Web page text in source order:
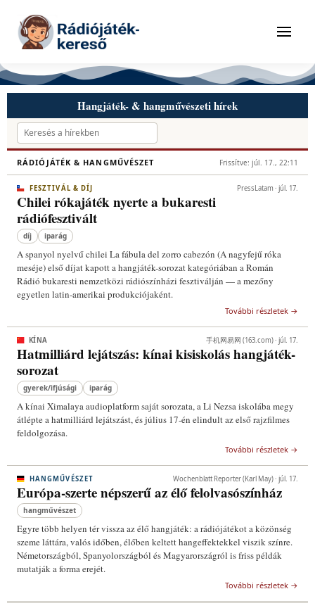
Tovább a tartalomhoz
Menü
Hangjáték- & hangművészeti hírek
RÁDIÓJÁTÉK & HANGMŰVÉSZET Frissítve: júl. 17., 22:11
FESZTIVÁL & DÍJ PressLatam · júl. 17.
Chilei rókajáték nyerte a bukaresti
rádiófesztivált
díj iparág
A spanyol nyelvű chilei La fábula del zorro cabezón (A nagyfejű róka
meséje) első díjat kapott a hangjáték-sorozat kategóriában a Román
Rádió bukaresti nemzetközi rádiószínházi fesztiválján — a mezőny
egyetlen latin-amerikai produkciójaként.
További részletek →
KÍNA 手机网易网 (163.com) · júl. 17.
Hatmilliárd lejátszás: kínai kisiskolás hangjáték-
sorozat
gyerek/ifjúsági iparág
A kínai Ximalaya audioplatform saját sorozata, a Li Nezsa iskolába megy
átlépte a hatmilliárd lejátszást, és július 17-én elindult az első rajzfilmes
feldolgozása.
További részletek →
HANGMŰVÉSZET Wochenblatt Reporter (Karl May) · júl. 17.
Európa-szerte népszerű az élő felolvasószínház
hangművészet
Egyre több helyen tér vissza az élő hangjáték: a rádiójátékot a közönség
szeme láttára, valós időben, élőben keltett hangeffektekkel viszik színre.
Németországból, Spanyolországból és Magyarországról is friss példák
mutatják a forma erejét.
További részletek →